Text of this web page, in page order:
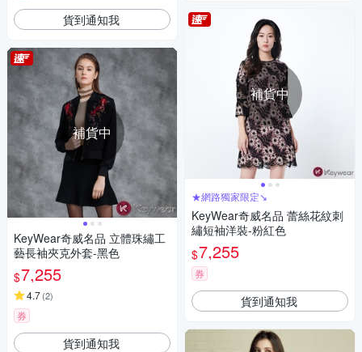
貨到通知我
補貨中
KeyWear奇威名品 立體珠繡工
藝長袖夾克外套-黑色
$7,255
4.7(2)
券
貨到通知我
補貨中
★網路獨家限定↘
KeyWear奇威名品 蕾絲花紋刺
繡短袖洋裝-粉紅色
$7,255
券
貨到通知我